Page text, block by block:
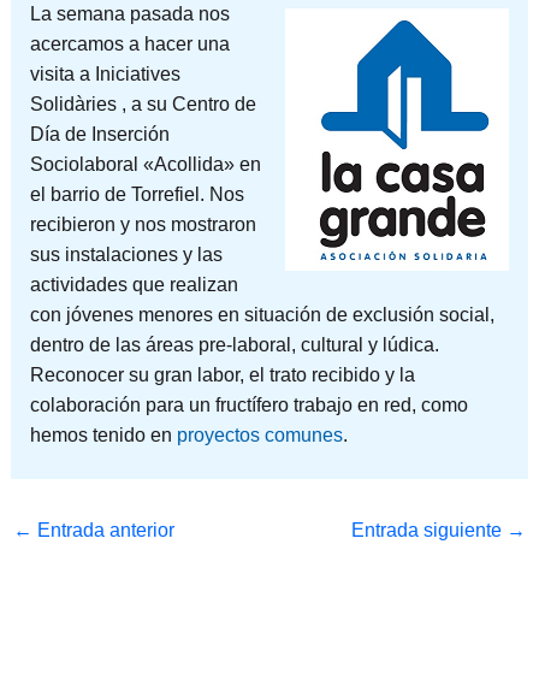
La semana pasada nos
acercamos a hacer una
visita a Iniciatives
Solidàries , a su Centro de
Día de Inserción
Sociolaboral «Acollida» en
el barrio de Torrefiel. Nos
recibieron y nos mostraron
sus instalaciones y las
actividades que realizan
con jóvenes menores en situación de exclusión social,
dentro de las áreas pre-laboral, cultural y lúdica.
Reconocer su gran labor, el trato recibido y la
colaboración para un fructífero trabajo en red, como
hemos tenido en proyectos comunes.
← Entrada anterior Entrada siguiente →